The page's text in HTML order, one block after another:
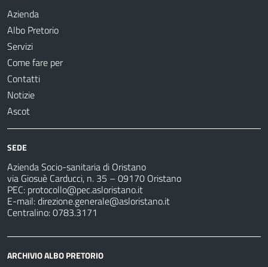
Azienda
Albo Pretorio
Servizi
Come fare per
Contatti
Notizie
Ascot
SEDE
Azienda Socio-sanitaria di Oristano
via Giosuè Carducci, n. 35 – 09170 Oristano
PEC: protocollo@pec.asloristano.it
E-mail:direzione.generale@asloristano.it
Centralino: 0783.3171
ARCHIVIO ALBO PRETORIO